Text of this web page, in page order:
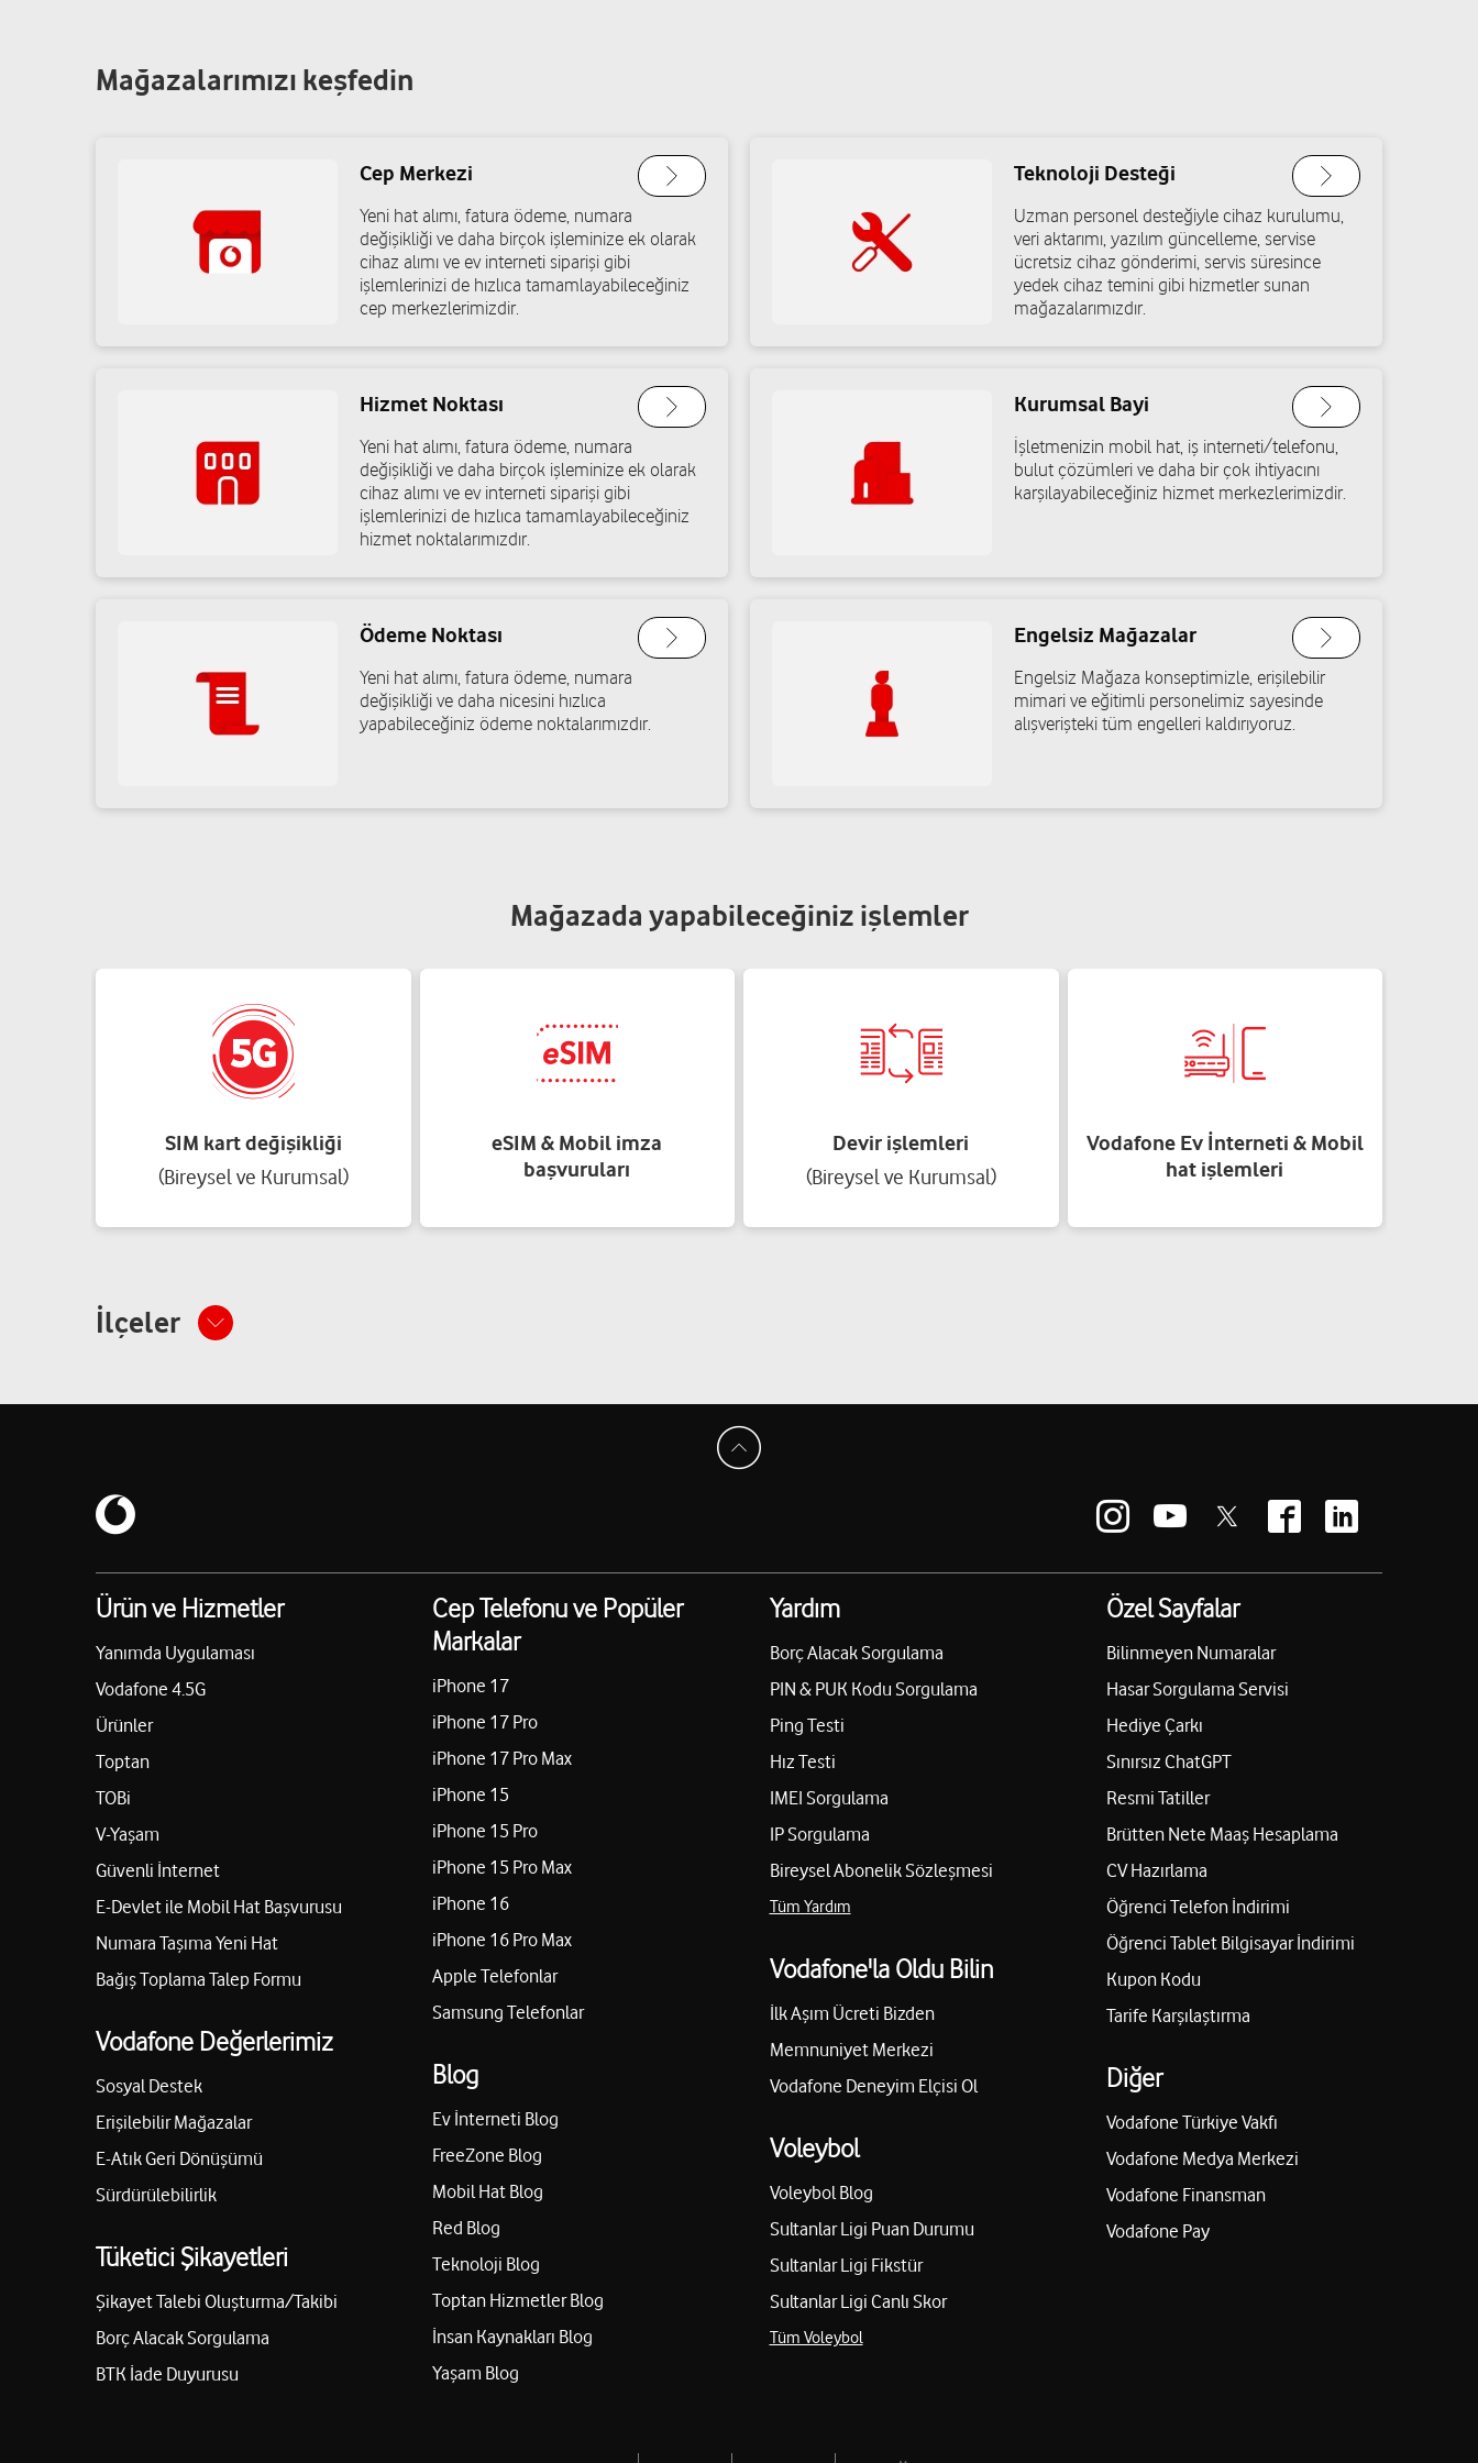
Mağazalarımızı keşfedin
Cep Merkezi
Yeni hat alımı, fatura ödeme, numara
değişikliği ve daha birçok işleminize ek olarak
cihaz alımı ve ev interneti siparişi gibi
işlemlerinizi de hızlıca tamamlayabileceğiniz
cep merkezlerimizdir.
Teknoloji Desteği
Uzman personel desteğiyle cihaz kurulumu,
veri aktarımı, yazılım güncelleme, servise
ücretsiz cihaz gönderimi, servis süresince
yedek cihaz temini gibi hizmetler sunan
mağazalarımızdır.
Hizmet Noktası
Yeni hat alımı, fatura ödeme, numara
değişikliği ve daha birçok işleminize ek olarak
cihaz alımı ve ev interneti siparişi gibi
işlemlerinizi de hızlıca tamamlayabileceğiniz
hizmet noktalarımızdır.
Kurumsal Bayi
İşletmenizin mobil hat, iş interneti/telefonu,
bulut çözümleri ve daha bir çok ihtiyacını
karşılayabileceğiniz hizmet merkezlerimizdir.
Ödeme Noktası
Yeni hat alımı, fatura ödeme, numara
değişikliği ve daha nicesini hızlıca
yapabileceğiniz ödeme noktalarımızdır.
Engelsiz Mağazalar
Engelsiz Mağaza konseptimizle, erişilebilir
mimari ve eğitimli personelimiz sayesinde
alışverişteki tüm engelleri kaldırıyoruz.
Mağazada yapabileceğiniz işlemler
SIM kart değişikliği
(Bireysel ve Kurumsal)
eSIM & Mobil imza
başvuruları
Devir işlemleri
(Bireysel ve Kurumsal)
Vodafone Ev İnterneti & Mobil
hat işlemleri
İlçeler
Ürün ve Hizmetler
Yanımda Uygulaması
Vodafone 4.5G
Ürünler
Toptan
TOBi
V-Yaşam
Güvenli İnternet
E-Devlet ile Mobil Hat Başvurusu
Numara Taşıma Yeni Hat
Bağış Toplama Talep Formu
Vodafone Değerlerimiz
Sosyal Destek
Erişilebilir Mağazalar
E-Atık Geri Dönüşümü
Sürdürülebilirlik
Tüketici Şikayetleri
Şikayet Talebi Oluşturma/Takibi
Borç Alacak Sorgulama
BTK İade Duyurusu
Cep Telefonu ve Popüler
Markalar
iPhone 17
iPhone 17 Pro
iPhone 17 Pro Max
iPhone 15
iPhone 15 Pro
iPhone 15 Pro Max
iPhone 16
iPhone 16 Pro Max
Apple Telefonlar
Samsung Telefonlar
Blog
Ev İnterneti Blog
FreeZone Blog
Mobil Hat Blog
Red Blog
Teknoloji Blog
Toptan Hizmetler Blog
İnsan Kaynakları Blog
Yaşam Blog
Yardım
Borç Alacak Sorgulama
PIN & PUK Kodu Sorgulama
Ping Testi
Hız Testi
IMEI Sorgulama
IP Sorgulama
Bireysel Abonelik Sözleşmesi
Tüm Yardım
Vodafone'la Oldu Bilin
İlk Aşım Ücreti Bizden
Memnuniyet Merkezi
Vodafone Deneyim Elçisi Ol
Voleybol
Voleybol Blog
Sultanlar Ligi Puan Durumu
Sultanlar Ligi Fikstür
Sultanlar Ligi Canlı Skor
Tüm Voleybol
Özel Sayfalar
Bilinmeyen Numaralar
Hasar Sorgulama Servisi
Hediye Çarkı
Sınırsız ChatGPT
Resmi Tatiller
Brütten Nete Maaş Hesaplama
CV Hazırlama
Öğrenci Telefon İndirimi
Öğrenci Tablet Bilgisayar İndirimi
Kupon Kodu
Tarife Karşılaştırma
Diğer
Vodafone Türkiye Vakfı
Vodafone Medya Merkezi
Vodafone Finansman
Vodafone Pay